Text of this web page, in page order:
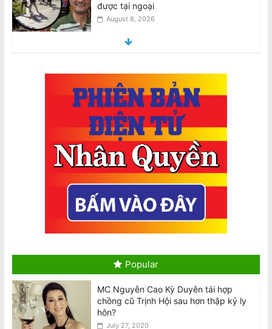
August 8, 2026
VIDEO: ATSB điều tra 2 máy bay
Thiên Nguyễn bị buộc tội giết phụ nữ
gốc Việt, ngáp trong phiên tòa
August 8, 2026
National Stroke Week: Mẹo đơn giản
giúp giảm nguy cơ bị đột quỵ
August 8, 2026
Bài Phản Biện Về Thông Báo ngày 7/8
của Ô. Nguyễn Quang Duy: Sự
Nguyện Biện Và Hành Vi Vu Khống
Hàm Hồ Bắt Nguồn Từ Sự Gian Dối Nội
Popular
MC Nguyễn Cao Kỳ Duyên tái hợp
chồng cũ Trịnh Hội sau hơn thập kỷ ly
hôn?
July 27, 2020